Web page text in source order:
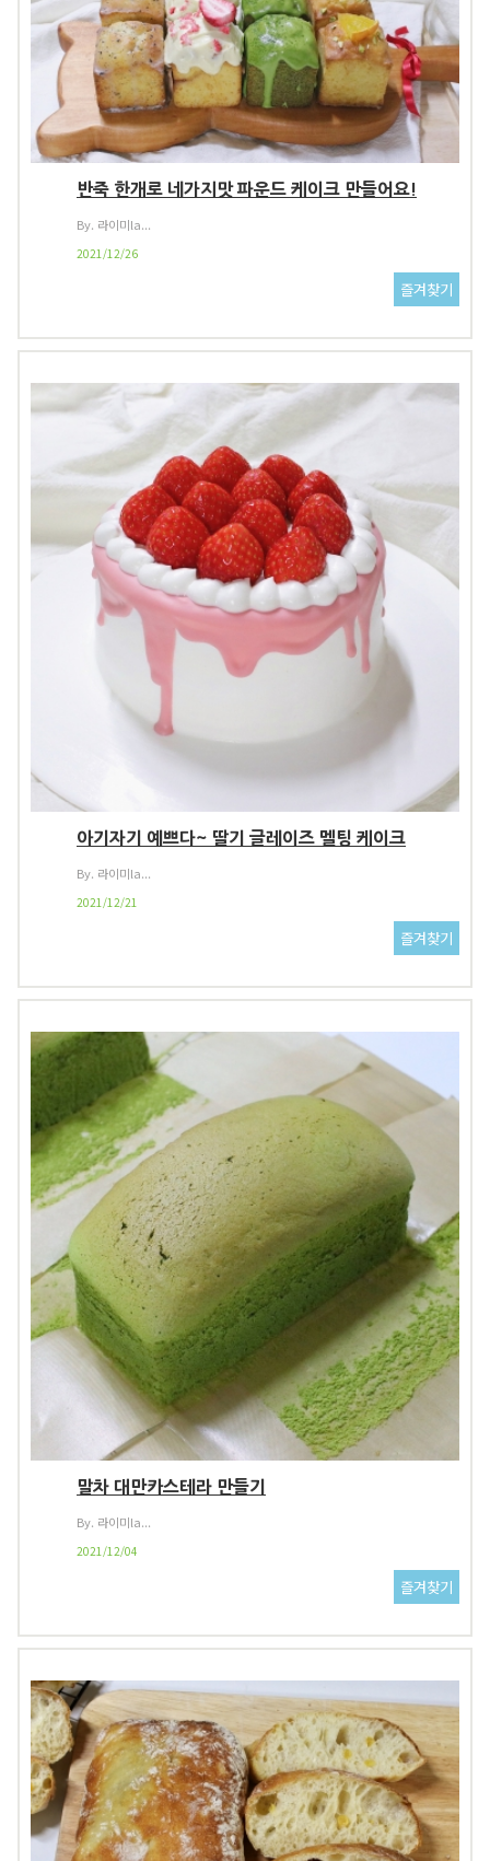
반죽 한개로 네가지맛 파운드 케이크 만들어요!
By. 라이미la...
2021/12/26
아기자기 예쁘다~ 딸기 글레이즈 멜팅 케이크
By. 라이미la...
2021/12/21
말차 대만카스테라 만들기
By. 라이미la...
2021/12/04